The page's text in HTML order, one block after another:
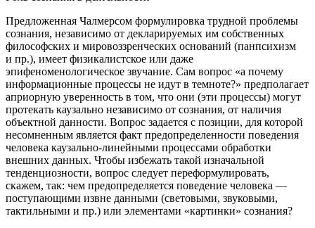
Предложенная Чалмерсом формулировка трудной проблемы
сознания, независимо от декларируемых им собственных
философских и мировоззренческих оснований (панпсихизм
и пр.), имеет физикалистское или даже
эпифеноменологическое звучание. Сам вопрос «а почему
информационные процессы не идут в темноте?» предполагает
априорную уверенность в том, что они (эти процессы) могут
протекать каузально независимо от сознания, от наличия
объектной данности. Вопрос задается с позиции, для которой
несомненным является факт предопределенности поведения
человека каузально-линейными процессами обработки
внешних данных. Чтобы избежать такой изначальной
тенденциозности, вопрос следует переформулировать,
скажем, так: чем предопределяется поведение человека —
поступающими извне данными (световыми, звуковыми,
тактильными и пр.) или элементами «картинки» сознания?